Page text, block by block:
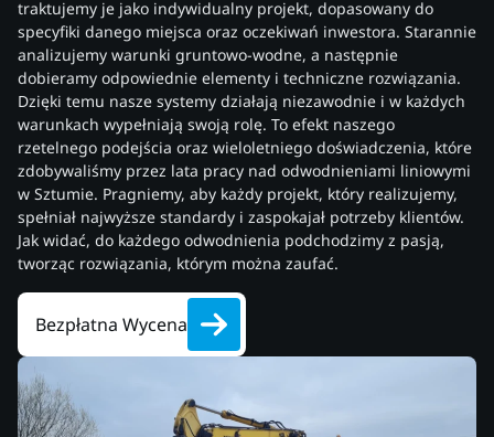
traktujemy je jako indywidualny projekt, dopasowany do
specyfiki danego miejsca oraz oczekiwań inwestora. Starannie
analizujemy warunki gruntowo-wodne, a następnie
dobieramy odpowiednie elementy i techniczne rozwiązania.
Dzięki temu nasze systemy działają niezawodnie i w każdych
warunkach wypełniają swoją rolę. To efekt naszego
rzetelnego podejścia oraz wieloletniego doświadczenia, które
zdobywaliśmy przez lata pracy nad odwodnieniami liniowymi
w Sztumie. Pragniemy, aby każdy projekt, który realizujemy,
spełniał najwyższe standardy i zaspokajał potrzeby klientów.
Jak widać, do każdego odwodnienia podchodzimy z pasją,
tworząc rozwiązania, którym można zaufać.
Bezpłatna Wycena